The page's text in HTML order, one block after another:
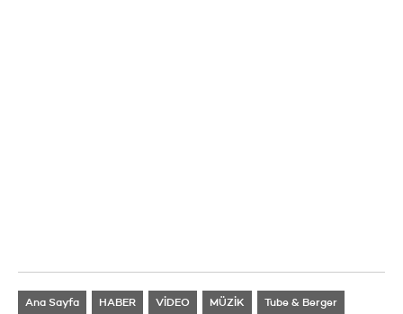
Ana Sayfa HABER VİDEO MÜZİK Tube & Berger